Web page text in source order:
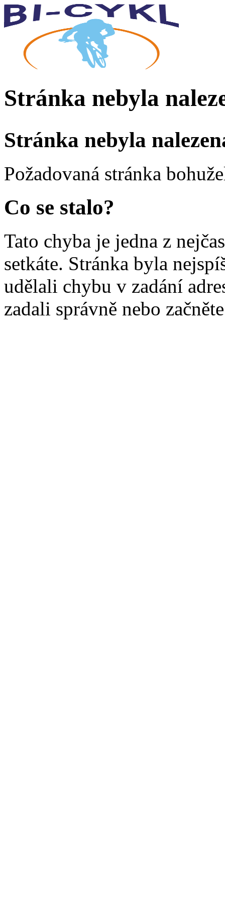
Stránka nebyla
Stránka nebyla
Požadovaná stránka
Co se stalo?
Tato chyba je jedna z
setkáte. Stránka byla
udělali chybu v zadání
zadali správně nebo